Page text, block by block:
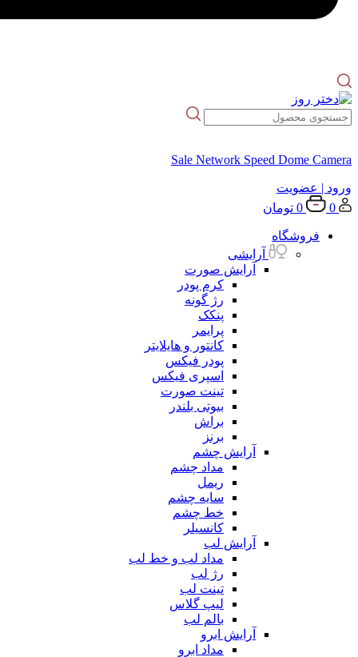
Sale Network Speed Dome Camera
ورود | عضویت
0
0 تومان
فروشگاه
آرایشی
آرایش صورت
کرم پودر
رژ گونه
پنکک
پرایمر
کانتور و هایلایتر
پودر فیکس
اسپری فیکس
تینت صورت
بیوتی بلندر
براش
برنز
آرایش چشم
مداد چشم
ریمل
سایه چشم
خط چشم
کانسیلر
آرایش لب
مداد لب و خط لب
رژ لب
تینت لب
لیپ گلاس
بالم لب
آرایش ابرو
مداد ابرو